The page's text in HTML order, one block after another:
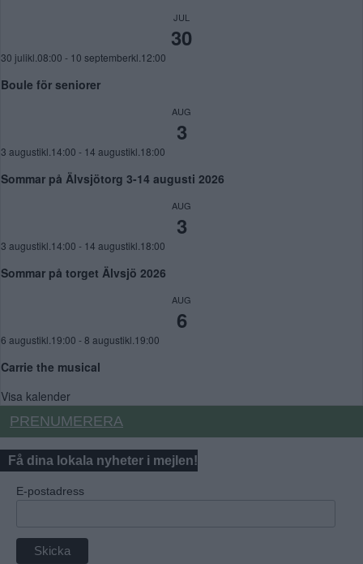
JUL
30
30 julikl.08:00 - 10 septemberkl.12:00
Boule för seniorer
AUG
3
3 augustikl.14:00 - 14 augustikl.18:00
Sommar på Älvsjötorg 3-14 augusti 2026
AUG
3
3 augustikl.14:00 - 14 augustikl.18:00
Sommar på torget Älvsjö 2026
AUG
6
6 augustikl.19:00 - 8 augustikl.19:00
Carrie the musical
Visa kalender
PRENUMERERA
Få dina lokala nyheter i mejlen!
E-postadress